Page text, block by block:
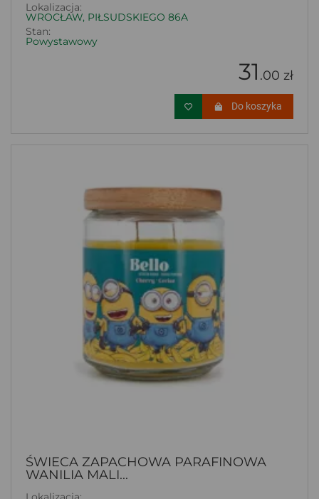
Lokalizacja:
WROCŁAW, PIŁSUDSKIEGO 86A
Stan:
Powystawowy
31 .00 zł
Do koszyka
ŚWIECA ZAPACHOWA PARAFINOWA
WANILIA MALI...